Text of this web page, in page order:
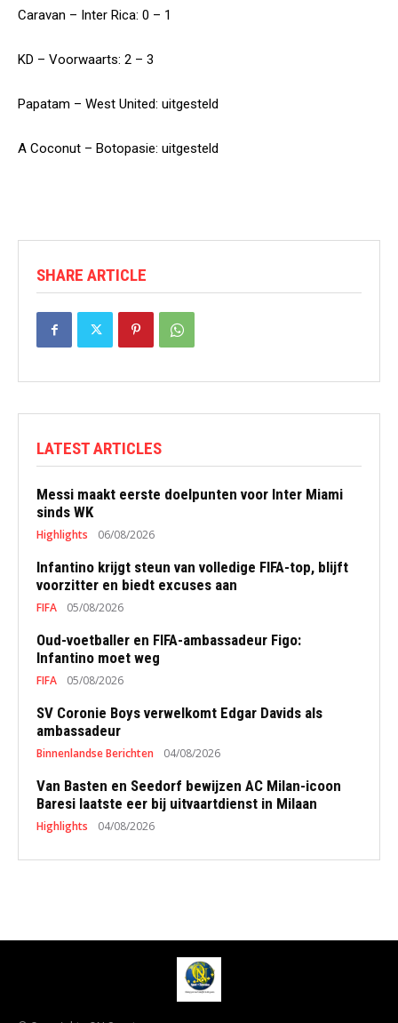
Caravan – Inter Rica: 0 – 1
KD – Voorwaarts: 2 – 3
Papatam – West United: uitgesteld
A Coconut – Botopasie: uitgesteld
SHARE ARTICLE
LATEST ARTICLES
Messi maakt eerste doelpunten voor Inter Miami
sinds WK
Highlights 06/08/2026
Infantino krijgt steun van volledige FIFA-top, blijft
voorzitter en biedt excuses aan
FIFA 05/08/2026
Oud-voetballer en FIFA-ambassadeur Figo:
Infantino moet weg
FIFA 05/08/2026
SV Coronie Boys verwelkomt Edgar Davids als
ambassadeur
Binnenlandse Berichten 04/08/2026
Van Basten en Seedorf bewijzen AC Milan-icoon
Baresi laatste eer bij uitvaartdienst in Milaan
Highlights 04/08/2026